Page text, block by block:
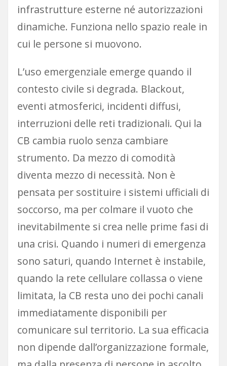
infrastrutture esterne né autorizzazioni
dinamiche. Funziona nello spazio reale in
cui le persone si muovono.
L’uso emergenziale emerge quando il
contesto civile si degrada. Blackout,
eventi atmosferici, incidenti diffusi,
interruzioni delle reti tradizionali. Qui la
CB cambia ruolo senza cambiare
strumento. Da mezzo di comodità
diventa mezzo di necessità. Non è
pensata per sostituire i sistemi ufficiali di
soccorso, ma per colmare il vuoto che
inevitabilmente si crea nelle prime fasi di
una crisi. Quando i numeri di emergenza
sono saturi, quando Internet è instabile,
quando la rete cellulare collassa o viene
limitata, la CB resta uno dei pochi canali
immediatamente disponibili per
comunicare sul territorio. La sua efficacia
non dipende dall’organizzazione formale,